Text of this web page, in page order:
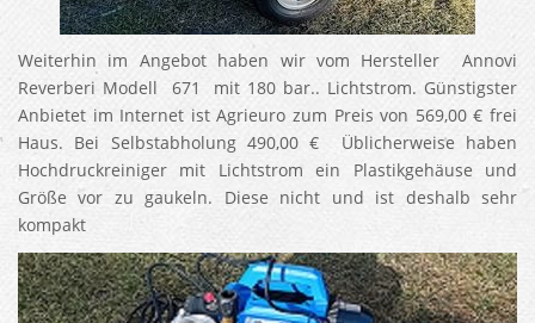
Weiterhin im Angebot haben wir vom Hersteller Annovi
Reverberi Modell 671 mit 180 bar.. Lichtstrom. Günstigster
Anbietet im Internet ist Agrieuro zum Preis von 569,00 € frei
Haus. Bei Selbstabholung 490,00 € Üblicherweise haben
Hochdruckreiniger mit Lichtstrom ein Plastikgehäuse und
Größe vor zu gaukeln. Diese nicht und ist deshalb sehr
kompakt